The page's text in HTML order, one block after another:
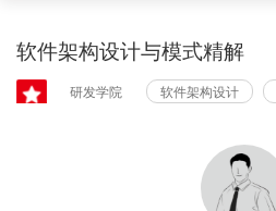
软件架构设计与模式精解
研发学院 软件架构设计